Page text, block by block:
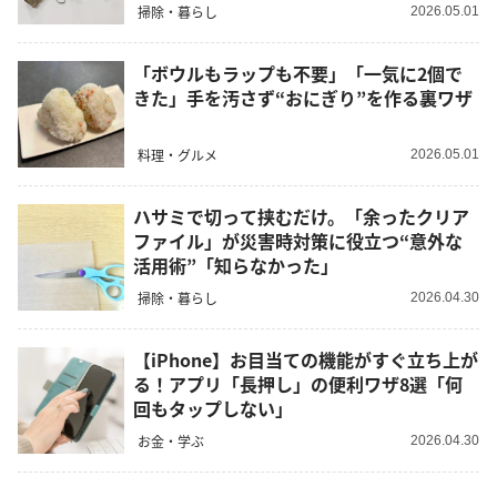
掃除・暮らし 2026.05.01
「ボウルもラップも不要」「一気に2個で
きた」手を汚さず“おにぎり”を作る裏ワザ
料理・グルメ 2026.05.01
ハサミで切って挟むだけ。「余ったクリア
ファイル」が災害時対策に役立つ“意外な
活用術”「知らなかった」
掃除・暮らし 2026.04.30
【iPhone】お目当ての機能がすぐ立ち上が
る！アプリ「長押し」の便利ワザ8選「何
回もタップしない」
お金・学ぶ 2026.04.30